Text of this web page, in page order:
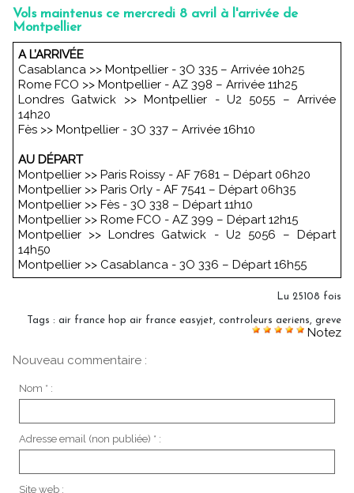
Vols maintenus ce mercredi 8 avril à l'arrivée de
Montpellier
A L’ARRIVÉE
Casablanca >> Montpellier - 3O 335 – Arrivée 10h25
Rome FCO >> Montpellier - AZ 398 – Arrivée 11h25
Londres Gatwick >> Montpellier - U2 5055 – Arrivée
14h20
Fès >> Montpellier - 3O 337 – Arrivée 16h10
AU DÉPART
Montpellier >> Paris Roissy - AF 7681 – Départ 06h20
Montpellier >> Paris Orly - AF 7541 – Départ 06h35
Montpellier >> Fès - 3O 338 – Départ 11h10
Montpellier >> Rome FCO - AZ 399 – Départ 12h15
Montpellier >> Londres Gatwick - U2 5056 – Départ
14h50
Montpellier >> Casablanca - 3O 336 – Départ 16h55
Lu 25108 fois
Tags : air france hop air france easyjet, controleurs aeriens, greve
Notez
Nouveau commentaire :
Nom * :
Adresse email (non publiée) * :
Site web :